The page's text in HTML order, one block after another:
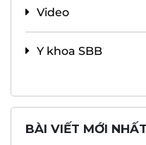
Video
Y khoa SBB
BÀI VIẾT MỚI NHẤT